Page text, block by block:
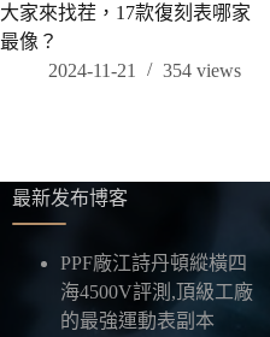
大家來找茬，17款復刻表哪家
最像？
2024-11-21
354 views
最新发布博客
PPF廠江詩丹頓縱橫四
海4500V評測,頂級工廠
的最強運動表副本